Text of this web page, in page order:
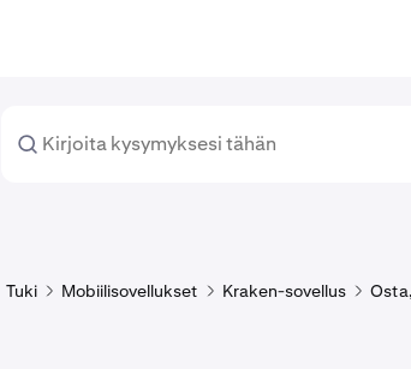
Tuki Mobiilisovellukset Kraken-sovellus